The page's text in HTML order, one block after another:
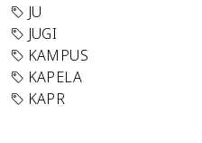
JU
JUGI
KAMPUS
KAPELA
KAPR